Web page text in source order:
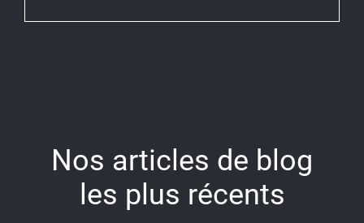
Nos articles de blog
les plus récents